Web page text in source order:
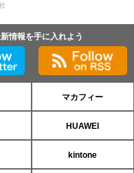
情報を手に入れよう
マカフィー
HUAWEI
kintone